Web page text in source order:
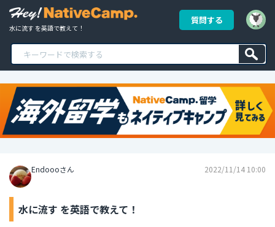
水に流す を英語で教えて！
質問する
Endoooさん 2022/11/14 10:00
水に流す を英語で教えて！